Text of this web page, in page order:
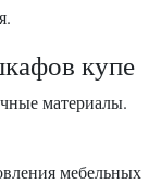
купе
материалы.
мебельных